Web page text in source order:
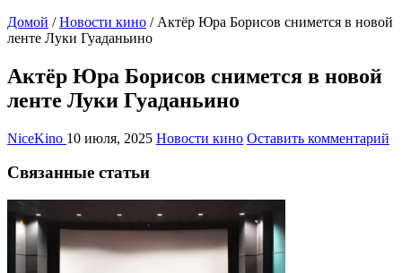
Домой / Новости кино / Актёр Юра Борисов снимется в новой
ленте Луки Гуаданьино
Актёр Юра Борисов снимется в новой
ленте Луки Гуаданьино
NiceKino 10 июля, 2025 Новости кино Оставить комментарий
Связанные статьи